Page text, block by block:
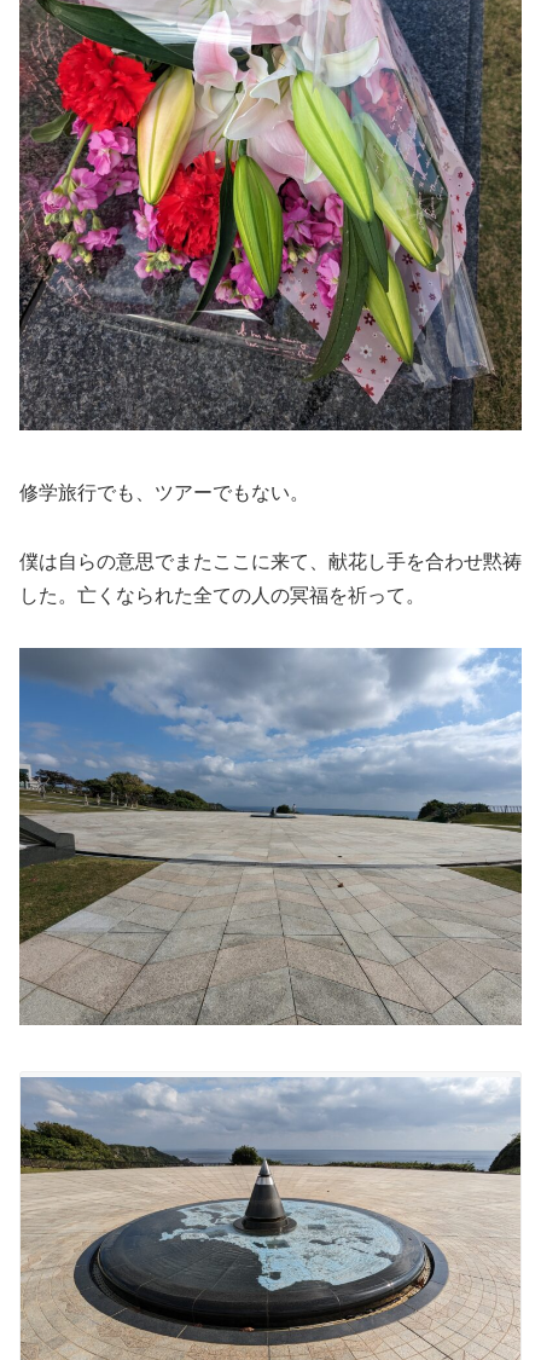
修学旅行でも、ツアーでもない。
僕は自らの意思でまたここに来て、献花し手を合わせ黙祷
した。亡くなられた全ての人の冥福を祈って。